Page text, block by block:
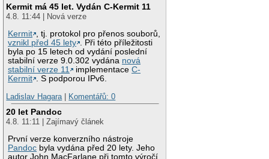
Kermit má 45 let. Vydán C-Kermit 11
4.8. 11:44 | Nová verze
Kermit , tj. protokol pro přenos souborů,
vznikl před 45 lety . Při této příležitosti
byla po 15 letech od vydání poslední
stabilní verze 9.0.302 vydána nová
stabilní verze 11
implementaceC-
Kermit . S podporou IPv6.
Ladislav Hagara | Komentářů: 0
20 let Pandoc
4.8. 11:11 | Zajímavý článek
První verze konverzního nástroje
Pandoc byla vydána před 20 lety. Jeho
autor John MacFarlane při tomto výročí